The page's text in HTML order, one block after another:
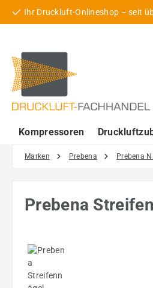
Hauptinhalt springen
Zur Suche springen
Zur Hauptnavigation springen
Ihr Druckluft-Onlineshop – seit
Kompressoren
Marken Prebena Prebena
Prebena
Bildergalerie überspringen